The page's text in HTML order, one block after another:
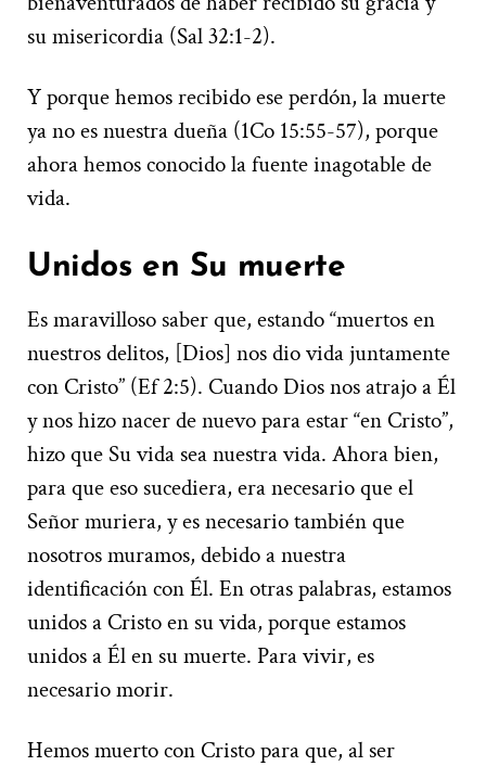
su misericordia (Sal 32:1-2).
Y porque hemos recibido ese perdón, la muerte
ya no es nuestra dueña (1Co 15:55-57), porque
ahora hemos conocido la fuente inagotable de
vida.
Unidos en Su muerte
Es maravilloso saber que, estando “muertos en
nuestros delitos, [Dios] nos dio vida juntamente
con Cristo” (Ef 2:5). Cuando Dios nos atrajo a Él
y nos hizo nacer de nuevo para estar “en Cristo”,
hizo que Su vida sea nuestra vida. Ahora bien,
para que eso sucediera, era necesario que el
Señor muriera, y es necesario también que
nosotros muramos, debido a nuestra
identificación con Él. En otras palabras, estamos
unidos a Cristo en su vida, porque estamos
unidos a Él en su muerte. Para vivir, es
necesario morir.
Hemos muerto con Cristo para que, al ser